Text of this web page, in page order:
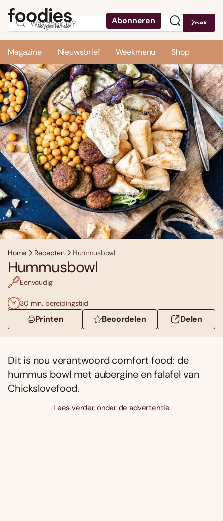
Abonneren Zoek
Magazine Nieuwsbrief Weekmenu Shop
Home Recepten Hummusbowl
Hummusbowl
Eenvoudig
30 min. bereidingstijd
Printen Beoordelen Delen
Dit is nou verantwoord comfort food: de
hummus bowl met aubergine en falafel van
Chickslovefood.
Lees verder onder de advertentie